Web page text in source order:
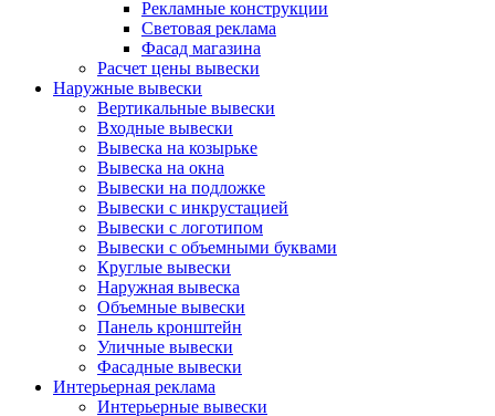
Рекламные конструкции
Световая реклама
Фасад магазина
Расчет цены вывески
Наружные вывески
Вертикальные вывески
Входные вывески
Вывеска на козырьке
Вывеска на окна
Вывески на подложке
Вывески с инкрустацией
Вывески с логотипом
Вывески с объемными буквами
Круглые вывески
Наружная вывеска
Объемные вывески
Панель кронштейн
Уличные вывески
Фасадные вывески
Интерьерная реклама
Интерьерные вывески